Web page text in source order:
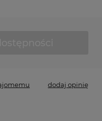
dodaj opinię